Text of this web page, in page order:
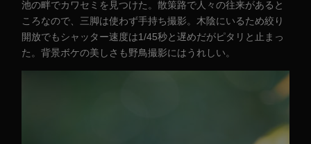
池の畔でカワセミを見つけた。散策路で人々の往来があると
ころなので、三脚は使わず手持ち撮影。木陰にいるため絞り
開放でもシャッター速度は1/45秒と遅めだがピタリと止まっ
た。背景ボケの美しさも野鳥撮影にはうれしい。